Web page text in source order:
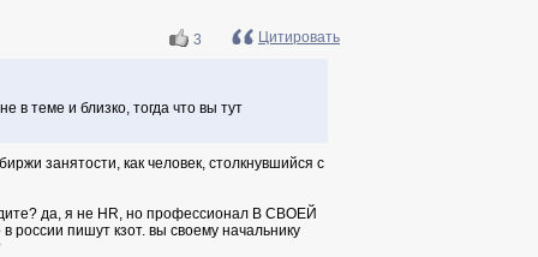
3 Цитировать
в теме и близко, тогда что вы тут
занятости, как человек, столкнувшийся с
да, я не HR, но профессионал В СВОЕЙ
россии пишут кзот. вы своему начальнику